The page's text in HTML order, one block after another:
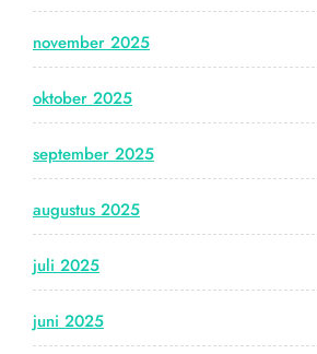
november 2025
oktober 2025
september 2025
augustus 2025
juli 2025
juni 2025